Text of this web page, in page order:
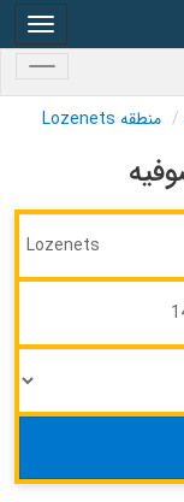
منطقه Lozenets